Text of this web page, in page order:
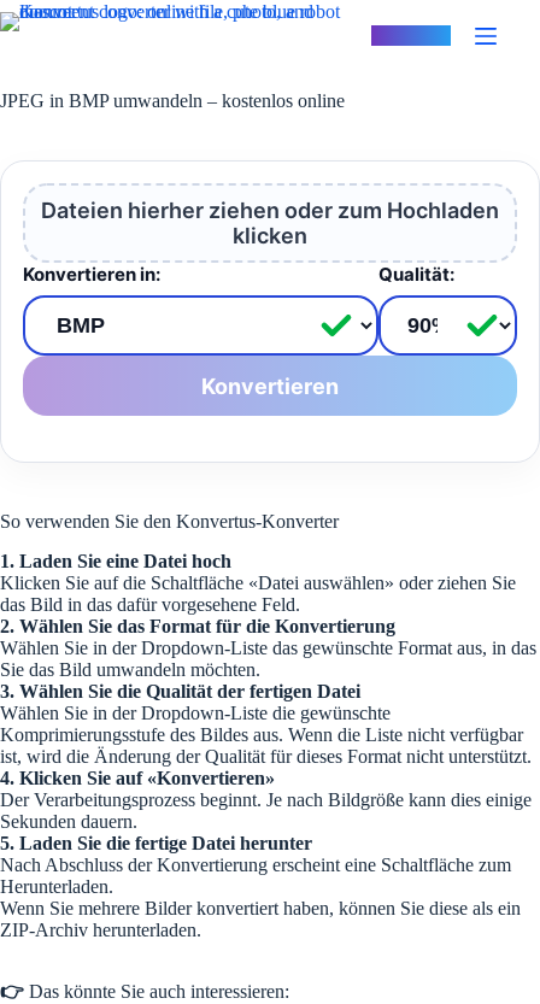
Zum
Inhalt
JPEG in BMP umwandeln – kostenlos online
Dateien hierher ziehen oder zum Hochladen
klicken
Konvertieren in: Qualität:
Konvertieren
So verwenden Sie den Konvertus-Konverter
1. Laden Sie eine Datei hoch
Klicken Sie auf die Schaltfläche «Datei auswählen» oder ziehen Sie
das Bild in das dafür vorgesehene Feld.
2. Wählen Sie das Format für die Konvertierung
Wählen Sie in der Dropdown-Liste das gewünschte Format aus, in das
Sie das Bild umwandeln möchten.
3. Wählen Sie die Qualität der fertigen Datei
Wählen Sie in der Dropdown-Liste die gewünschte
Komprimierungsstufe des Bildes aus. Wenn die Liste nicht verfügbar
ist, wird die Änderung der Qualität für dieses Format nicht unterstützt.
4. Klicken Sie auf «Konvertieren»
Der Verarbeitungsprozess beginnt. Je nach Bildgröße kann dies einige
Sekunden dauern.
5. Laden Sie die fertige Datei herunter
Nach Abschluss der Konvertierung erscheint eine Schaltfläche zum
Herunterladen.
Wenn Sie mehrere Bilder konvertiert haben, können Sie diese als ein
ZIP-Archiv herunterladen.
👉 Das könnte Sie auch interessieren: